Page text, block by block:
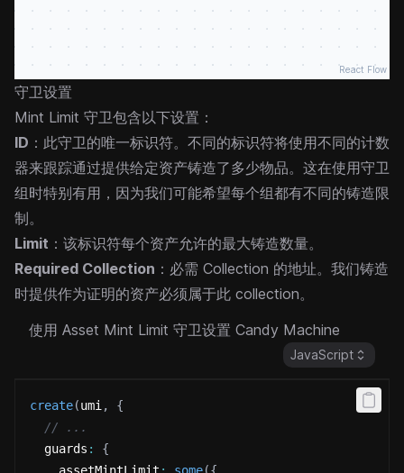
React Flow
守卫设置
Mint Limit 守卫包含以下设置：
ID ：此守卫的唯一标识符。不同的标识符将使用不同的计数
器来跟踪通过提供给定资产铸造了多少物品。这在使用守卫
组时特别有用，因为我们可能希望每个组都有不同的铸造限
制。
Limit ：该标识符每个资产允许的最大铸造数量。
Required Collection ：必需 Collection 的地址。我们铸造
时提供作为证明的资产必须属于此 collection。
使用 Asset Mint Limit 守卫设置 Candy Machine
JavaScript
create(umi ,
{
// ...
  guards
:
{